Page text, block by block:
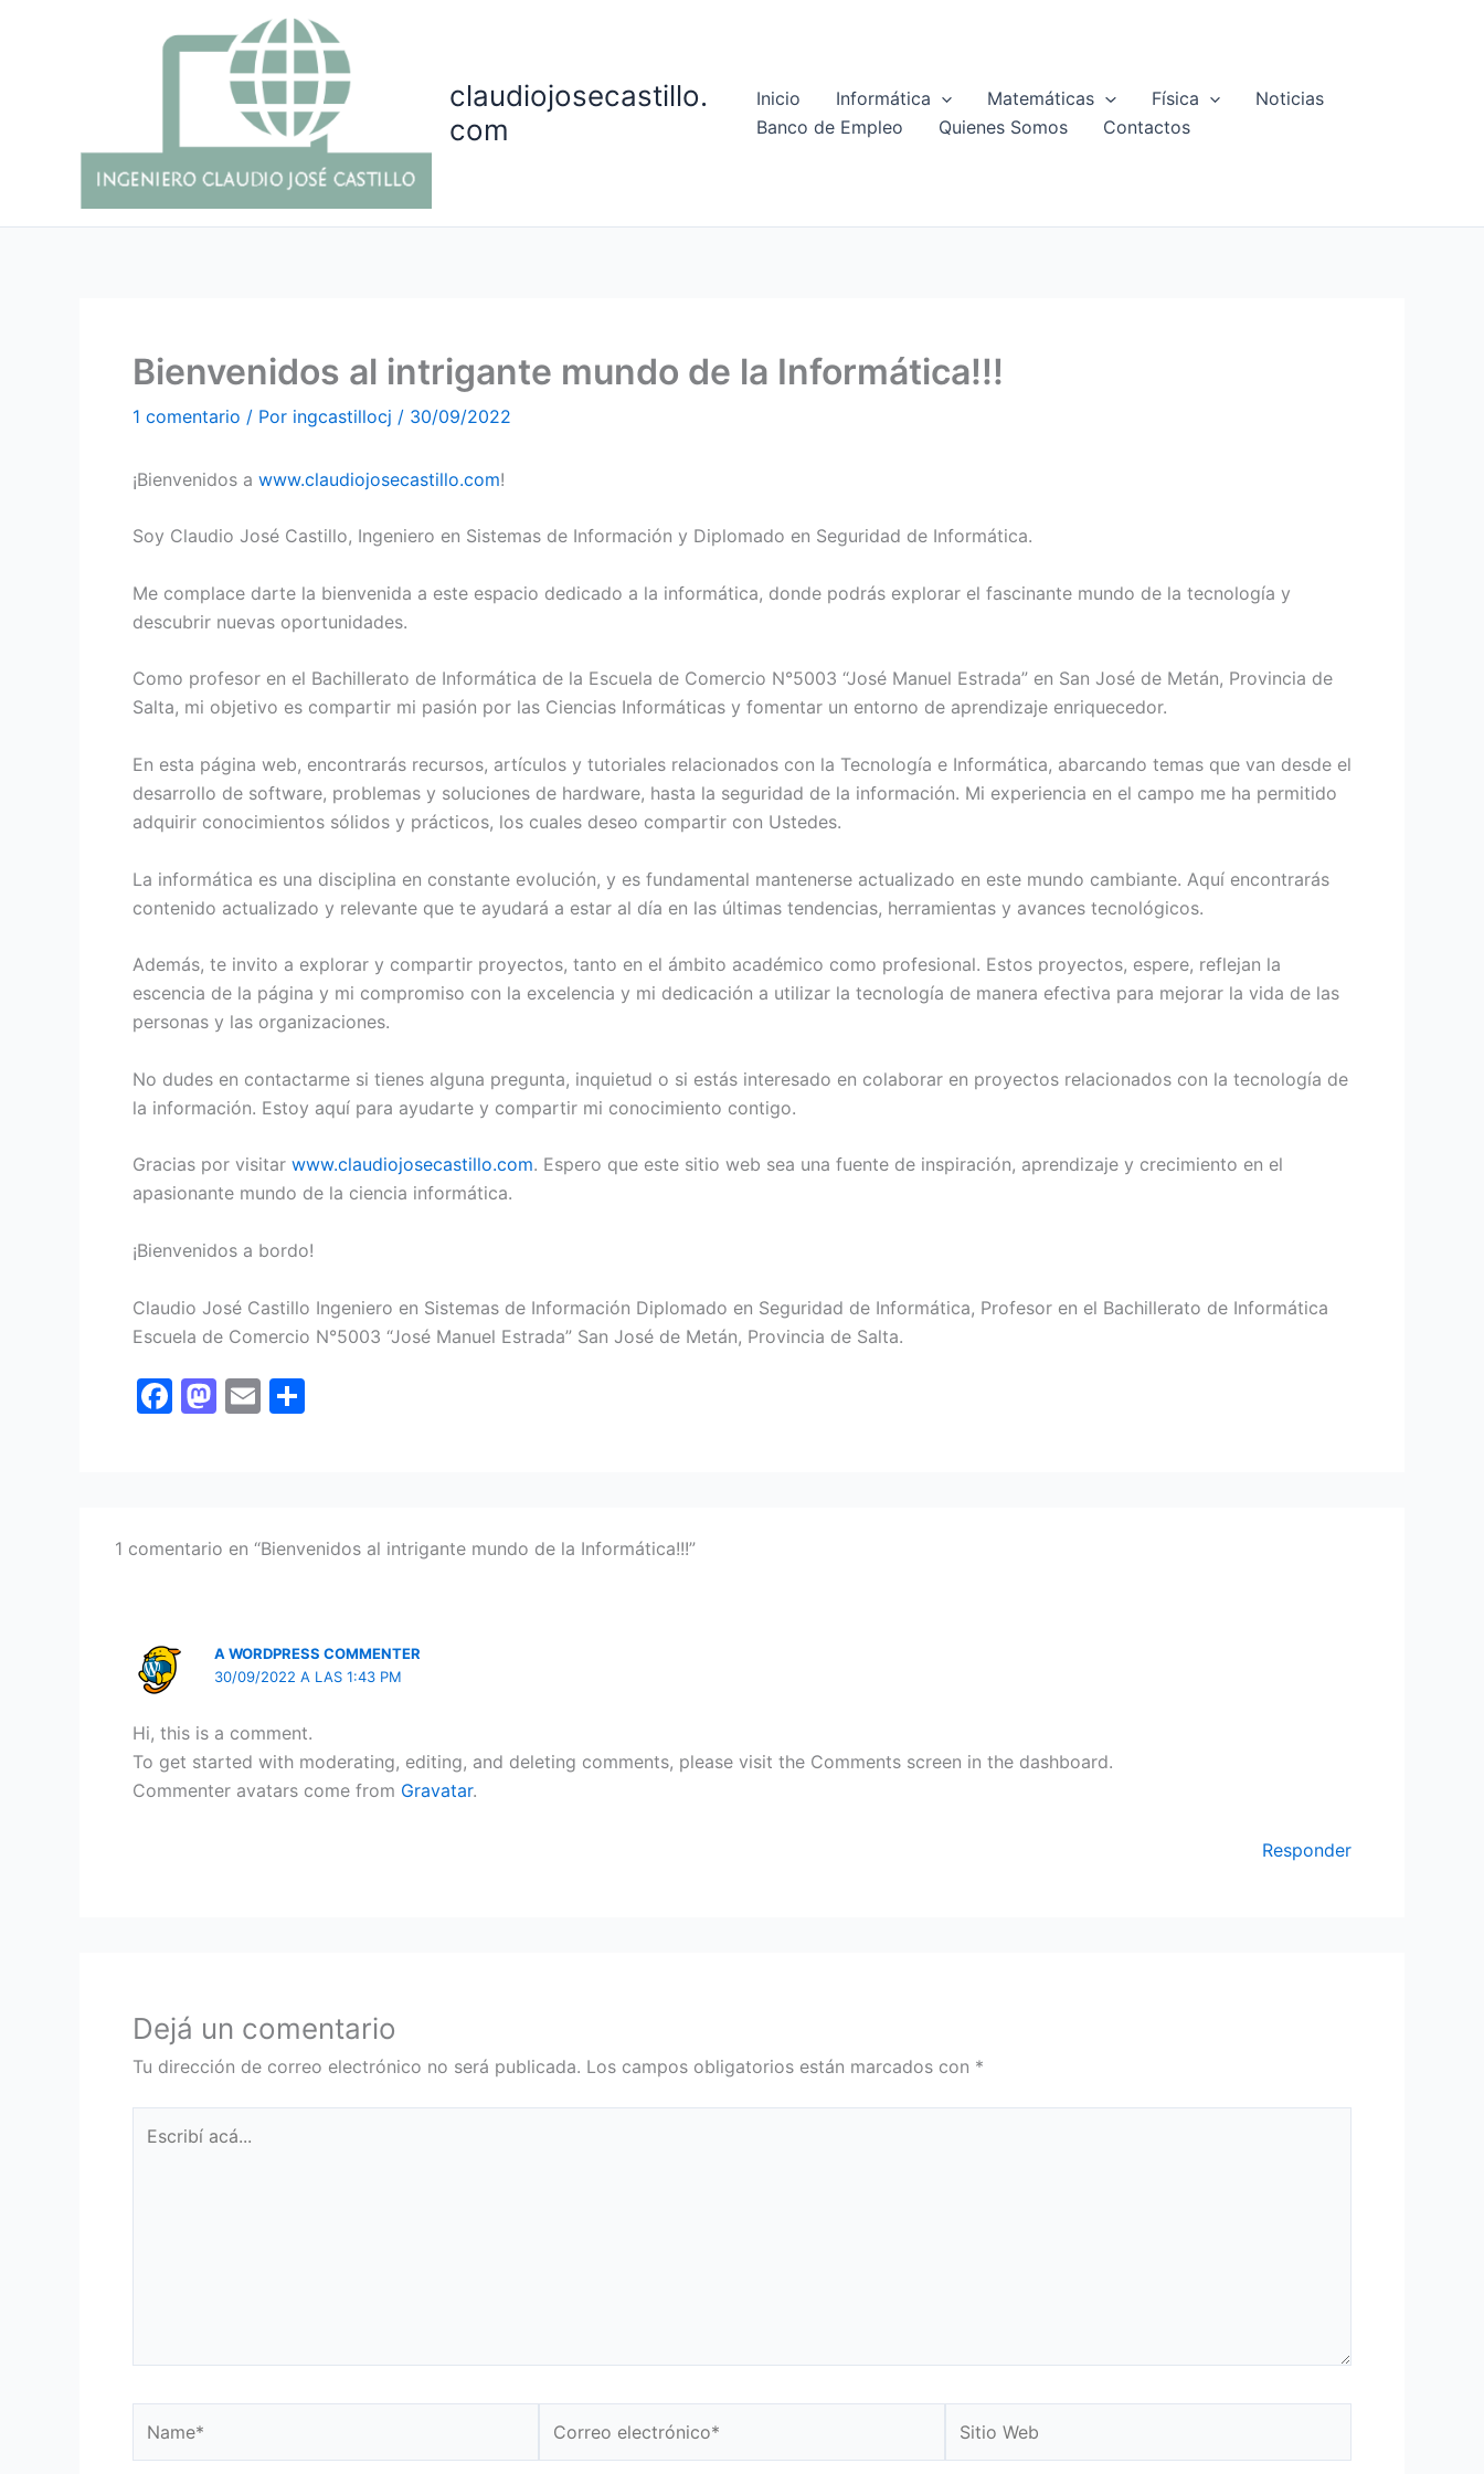
claudiojosecastillo.
com
Inicio Informática Matemáticas Física
Noticias
Banco de Empleo
Quienes Somos Contactos
Bienvenidos al intrigante mundo de la Informática!!!
1 comentario / Por ingcastillocj / 30/09/2022
¡Bienvenidos a www.claudiojosecastillo.com!
Soy Claudio José Castillo, Ingeniero en Sistemas de Información y Diplomado en Seguridad de Informática.
Me complace darte la bienvenida a este espacio dedicado a la informática, donde podrás explorar el fascinante mundo de la tecnología y
descubrir nuevas oportunidades.
Como profesor en el Bachillerato de Informática de la Escuela de Comercio N°5003 “José Manuel Estrada” en San José de Metán, Provincia de
Salta, mi objetivo es compartir mi pasión por las Ciencias Informáticas y fomentar un entorno de aprendizaje enriquecedor.
En esta página web, encontrarás recursos, artículos y tutoriales relacionados con la Tecnología e Informática, abarcando temas que van desde el
desarrollo de software, problemas y soluciones de hardware, hasta la seguridad de la información. Mi experiencia en el campo me ha permitido
adquirir conocimientos sólidos y prácticos, los cuales deseo compartir con Ustedes.
La informática es una disciplina en constante evolución, y es fundamental mantenerse actualizado en este mundo cambiante. Aquí encontrarás
contenido actualizado y relevante que te ayudará a estar al día en las últimas tendencias, herramientas y avances tecnológicos.
Además, te invito a explorar y compartir proyectos, tanto en el ámbito académico como profesional. Estos proyectos, espere, reflejan la
escencia de la página y mi compromiso con la excelencia y mi dedicación a utilizar la tecnología de manera efectiva para mejorar la vida de las
personas y las organizaciones.
No dudes en contactarme si tienes alguna pregunta, inquietud o si estás interesado en colaborar en proyectos relacionados con la tecnología de
la información. Estoy aquí para ayudarte y compartir mi conocimiento contigo.
Gracias por visitar www.claudiojosecastillo.com. Espero que este sitio web sea una fuente de inspiración, aprendizaje y crecimiento en el
apasionante mundo de la ciencia informática.
¡Bienvenidos a bordo!
Claudio José Castillo Ingeniero en Sistemas de Información Diplomado en Seguridad de Informática, Profesor en el Bachillerato de Informática
Escuela de Comercio N°5003 “José Manuel Estrada” San José de Metán, Provincia de Salta.
F
b
k
M
d
E
1 comentario en “Bienvenidos al intrigante mundo de la Informática!!!”
A WORDPRESS COMMENTER
30/09/2022 A LAS 1:43 PM
Hi, this is a comment.
To get started with moderating, editing, and deleting comments, please visit the Comments screen in the dashboard.
Commenter avatars come from Gravatar.
Responder
Dejá un comentario
Tu dirección de correo electrónico no será publicada. Los campos obligatorios están marcados con *
acá...
electrónico*
Web